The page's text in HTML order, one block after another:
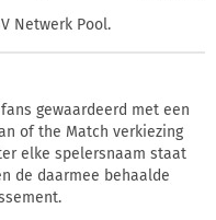
Netwerk Pool.
gewaardeerd met een
of the Match verkiezing
elke spelersnaam staat
de daarmee behaalde